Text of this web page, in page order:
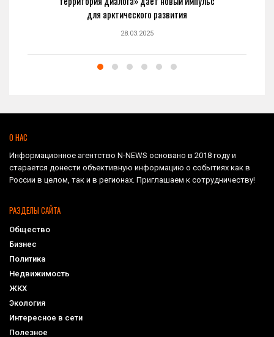
для арктического развития
28.03.2025
О НАС
Информационное агентство N-NEWS основано в 2018 году и
старается донести объективную информацию о событиях как в
России в целом, так и в регионах. Приглашаем к сотрудничеству!
РАЗДЕЛЫ САЙТА
Общество
Бизнес
Политика
Недвижимость
ЖКХ
Экология
Интересное в сети
Полезное